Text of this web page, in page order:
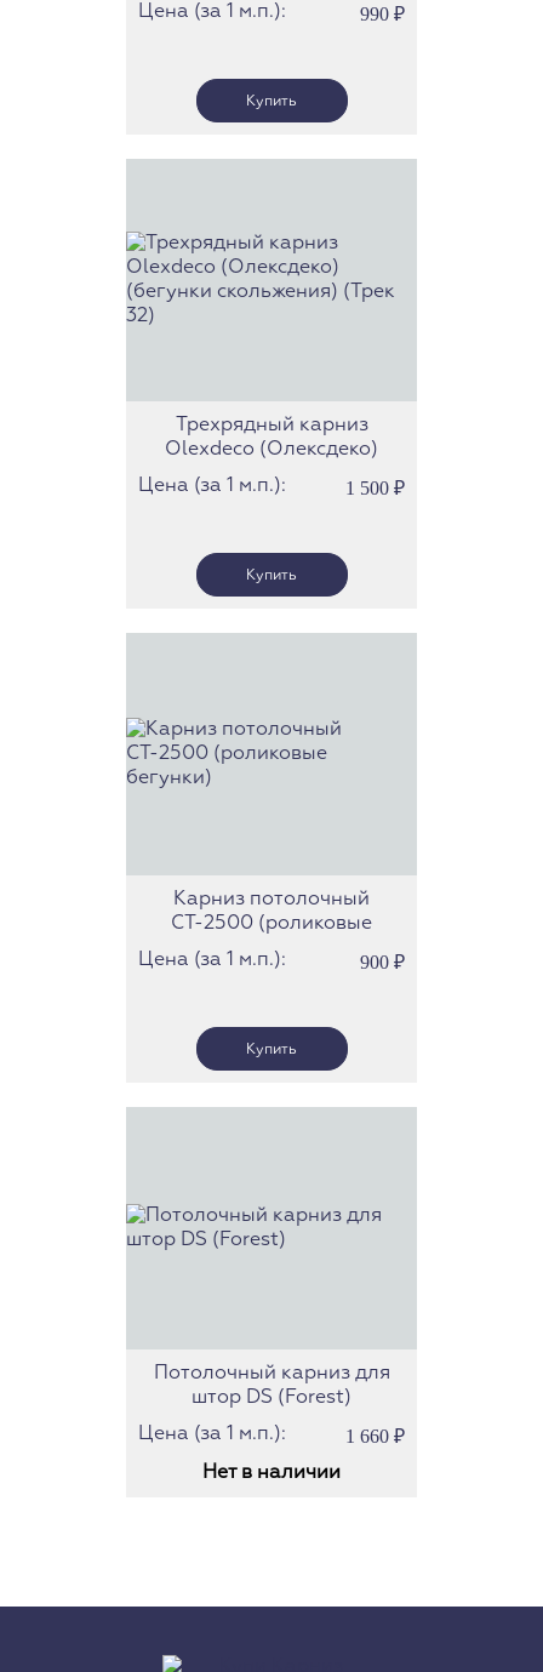
Цена (за 1 м.п.): 990 ₽
Трехрядный карниз
Olexdeco (Олексдеко)
(бегунки скольжения)
(Трек 32)
Цена (за 1 м.п.): 1 500 ₽
Карниз потолочный
СТ-2500 (роликовые
бегунки)
Цена (за 1 м.п.): 900 ₽
Потолочный карниз для
штор DS (Forest)
Цена (за 1 м.п.):
1 660 ₽
Нет в наличии